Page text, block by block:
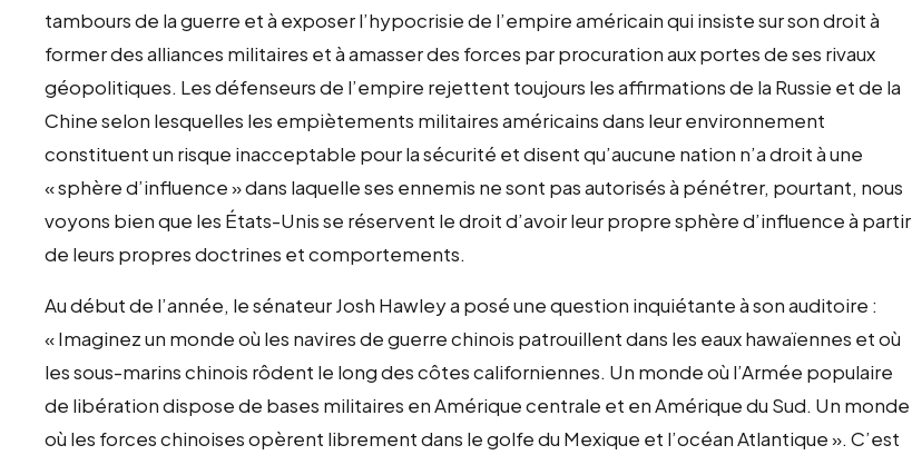
tambours de la guerre et à exposer l’hypocrisie de l’empire américain qui insiste sur son droit à
former des alliances militaires et à amasser des forces par procuration aux portes de ses rivaux
géopolitiques. Les défenseurs de l’empire rejettent toujours les affirmations de la Russie et de la
Chine selon lesquelles les empiètements militaires américains dans leur environnement
constituent un risque inacceptable pour la sécurité et disent qu’aucune nation n’a droit à une
« sphère d’influence » dans laquelle ses ennemis ne sont pas autorisés à pénétrer, pourtant, nous
voyons bien que les États-Unis se réservent le droit d’avoir leur propre sphère d’influence à partir
de leurs propres doctrines et comportements.
Au début de l’année, le sénateur Josh Hawley a posé une question inquiétante à son auditoire :
« Imaginez un monde où les navires de guerre chinois patrouillent dans les eaux hawaïennes et où
les sous-marins chinois rôdent le long des côtes californiennes. Un monde où l’Armée populaire
de libération dispose de bases militaires en Amérique centrale et en Amérique du Sud. Un monde
où les forces chinoises opèrent librement dans le golfe du Mexique et l’océan Atlantique ». C’est